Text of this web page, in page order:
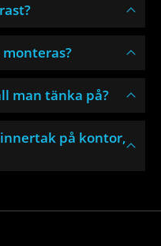
man tänka på?
på kontor,